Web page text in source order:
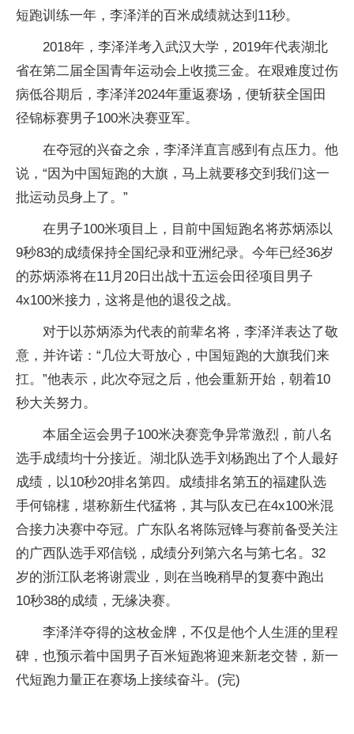
短跑训练一年，李泽洋的百米成绩就达到11秒。
2018年，李泽洋考入武汉大学，2019年代表湖北
省在第二届全国青年运动会上收揽三金。在艰难度过伤
病低谷期后，李泽洋2024年重返赛场，便斩获全国田
径锦标赛男子100米决赛亚军。
在夺冠的兴奋之余，李泽洋直言感到有点压力。他
说，“因为中国短跑的大旗，马上就要移交到我们这一
批运动员身上了。”
在男子100米项目上，目前中国短跑名将苏炳添以
9秒83的成绩保持全国纪录和亚洲纪录。今年已经36岁
的苏炳添将在11月20日出战十五运会田径项目男子
4x100米接力，这将是他的退役之战。
对于以苏炳添为代表的前辈名将，李泽洋表达了敬
意，并许诺：“几位大哥放心，中国短跑的大旗我们来
扛。”他表示，此次夺冠之后，他会重新开始，朝着10
秒大关努力。
本届全运会男子100米决赛竞争异常激烈，前八名
选手成绩均十分接近。湖北队选手刘杨跑出了个人最好
成绩，以10秒20排名第四。成绩排名第五的福建队选
手何锦櫶，堪称新生代猛将，其与队友已在4x100米混
合接力决赛中夺冠。广东队名将陈冠锋与赛前备受关注
的广西队选手邓信锐，成绩分列第六名与第七名。32
岁的浙江队老将谢震业，则在当晚稍早的复赛中跑出
10秒38的成绩，无缘决赛。
李泽洋夺得的这枚金牌，不仅是他个人生涯的里程
碑，也预示着中国男子百米短跑将迎来新老交替，新一
代短跑力量正在赛场上接续奋斗。(完)